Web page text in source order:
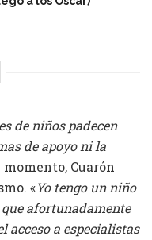
de niños padecen
de apoyo ni la
momento, Cuarón
«Yo tengo un niño
afortunadamente
acceso a especialistas